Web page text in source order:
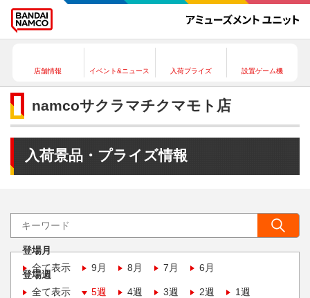
店舗情報 イベント&ニュース 入荷プライズ 設置ゲーム機
namcoサクラマチクマモト店
入荷景品・プライズ情報
登場月
全て表示
9月 8月 7月 6月
登場週
全て表示
5週 4週 3週 2週 1週